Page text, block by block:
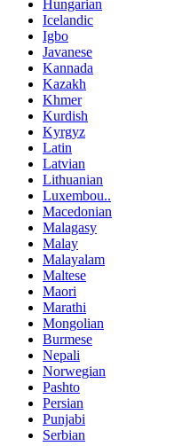
Hungarian
Icelandic
Igbo
Javanese
Kannada
Kazakh
Khmer
Kurdish
Kyrgyz
Latin
Latvian
Lithuanian
Luxembou..
Macedonian
Malagasy
Malay
Malayalam
Maltese
Maori
Marathi
Mongolian
Burmese
Nepali
Norwegian
Pashto
Persian
Punjabi
Serbian